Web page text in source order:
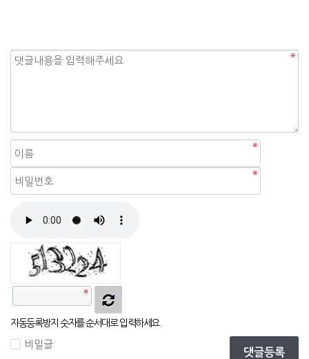
자동등록방지 숫자를 순서대로 입력하세요.
비밀글
댓글등록